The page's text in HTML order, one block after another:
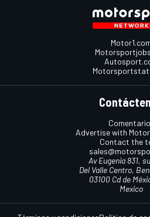
Advertise with
Contact the
Av Eugenia 831,
Del Valle Centro,
03100 Cd de
Mexico